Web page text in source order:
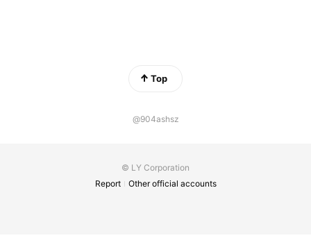
Top
@904ashsz
© LY Corporation
Report
Other official accounts